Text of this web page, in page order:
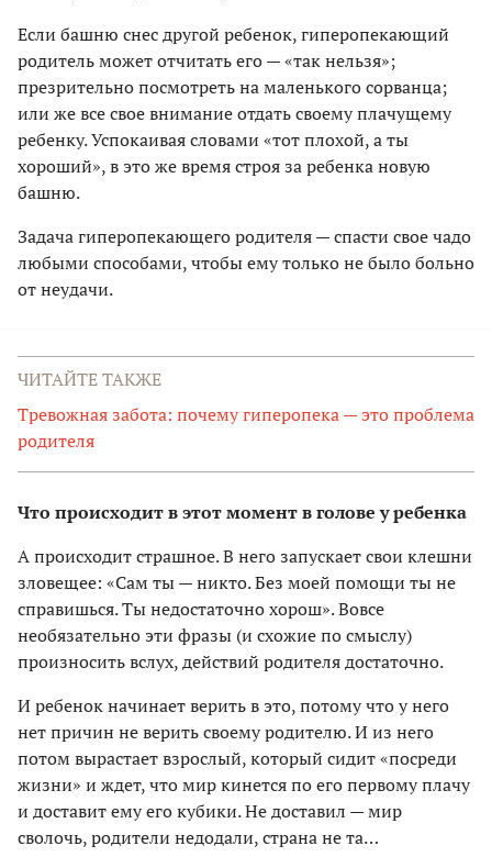
Если башню снес другой ребенок, гиперопекающий
родитель может отчитать его — «так нельзя»;
презрительно посмотреть на маленького сорванца;
или же все свое внимание отдать своему плачущему
ребенку. Успокаивая словами «тот плохой, а ты
хороший», в это же время строя за ребенка новую
башню.
Задача гиперопекающего родителя — спасти свое чадо
любыми способами, чтобы ему только не было больно
от неудачи.
ЧИТАЙТЕ ТАКЖЕ
Тревожная забота: почему гиперопека — это проблема
родителя
Что происходит в этот момент в голове у ребенка
А происходит страшное. В него запускает свои клешни
зловещее: «Сам ты — никто. Без моей помощи ты не
справишься. Ты недостаточно хорош». Вовсе
необязательно эти фразы (и схожие по смыслу)
произносить вслух, действий родителя достаточно.
И ребенок начинает верить в это, потому что у него
нет причин не верить своему родителю. И из него
потом вырастает взрослый, который сидит «посреди
жизни» и ждет, что мир кинется по его первому плачу
и доставит ему его кубики. Не доставил — мир
сволочь, родители недодали, страна не та…